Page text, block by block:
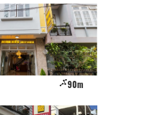
90m